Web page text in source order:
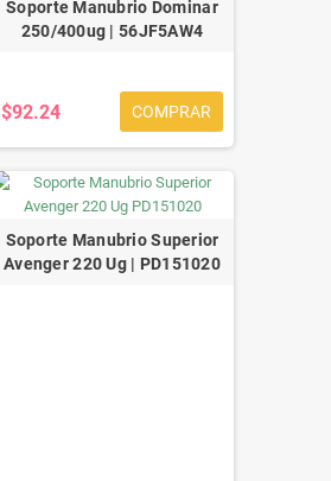
Soporte Manubrio Dominar
250/400ug | 56JF5AW4
$92.24 COMPRAR
Soporte Manubrio Superior
Avenger 220 Ug | PD151020